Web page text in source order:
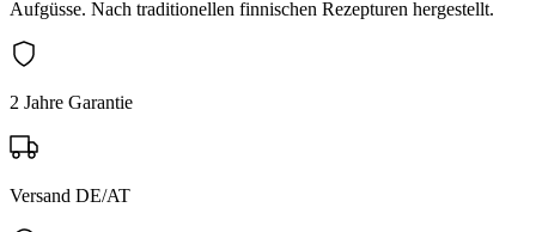
Aufgüsse. Nach traditionellen finnischen Rezepturen hergestellt.
2 Jahre Garantie
Versand DE/AT